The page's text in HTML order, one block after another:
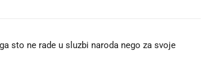
sto ne rade u sluzbi naroda nego za svoje